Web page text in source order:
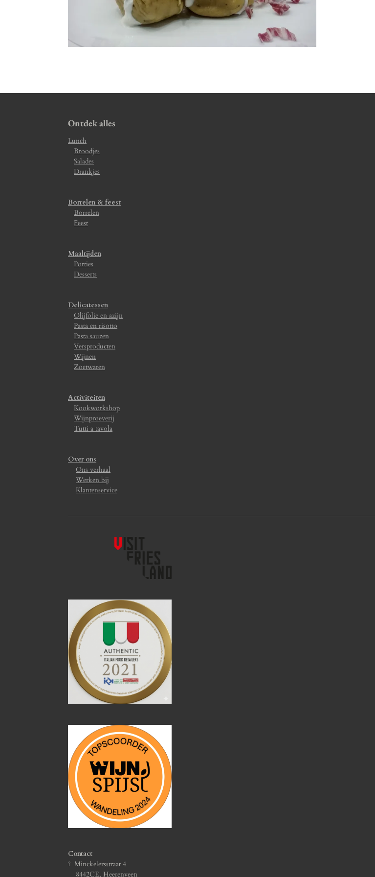
Ontdek alles
Lunch
Broodjes
Salades
Drankjes
Borrelen & feest
Borrelen
Feest
Maaltijden
Porties
Desserts
Delicatessen
Olijfolie en azijn
Pasta en risotto
Pasta sauzen
Versproducten
Wijnen
Zoetwaren
Activiteiten
Kookworkshop
Wijnproeverij
Tutti a tavola
Over ons
Ons verhaal
Werken bij
Klantenservice
Contact
⟟ Minckelersstraat 4
8442CE, Heerenveen